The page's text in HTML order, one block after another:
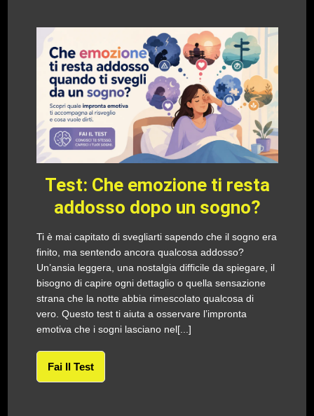
Test: Che emozione ti resta
addosso dopo un sogno?
Ti è mai capitato di svegliarti sapendo che il sogno era
finito, ma sentendo ancora qualcosa addosso?
Un’ansia leggera, una nostalgia difficile da spiegare, il
bisogno di capire ogni dettaglio o quella sensazione
strana che la notte abbia rimescolato qualcosa di
vero. Questo test ti aiuta a osservare l’impronta
emotiva che i sogni lasciano nel[...]
Fai Il Test